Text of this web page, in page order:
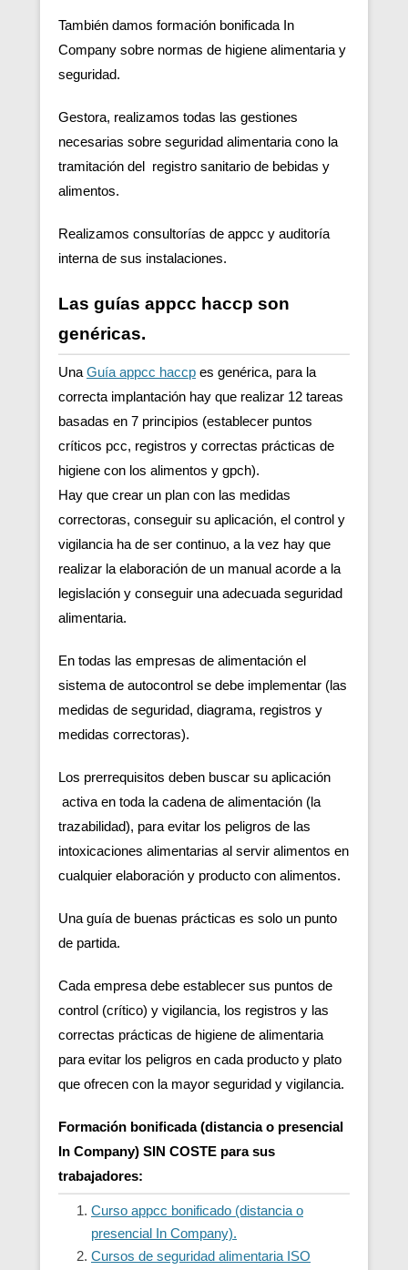
También damos formación bonificada In
Company sobre normas de higiene alimentaria y
seguridad.
Gestora, realizamos todas las gestiones
necesarias sobre seguridad alimentaria cono la
tramitación del registro sanitario de bebidas y
alimentos.
Realizamos consultorías de appcc y auditoría
interna de sus instalaciones.
Las guías appcc haccp son
genéricas.
Una Guía appcc haccp es genérica, para la
correcta implantación hay que realizar 12 tareas
basadas en 7 principios (establecer puntos
críticos pcc, registros y correctas prácticas de
higiene con los alimentos y gpch).
Hay que crear un plan con las medidas
correctoras, conseguir su aplicación, el control y
vigilancia ha de ser continuo, a la vez hay que
realizar la elaboración de un manual acorde a la
legislación y conseguir una adecuada seguridad
alimentaria.
En todas las empresas de alimentación el
sistema de autocontrol se debe implementar (las
medidas de seguridad, diagrama, registros y
medidas correctoras).
Los prerrequisitos deben buscar su aplicación
activa en toda la cadena de alimentación (la
trazabilidad), para evitar los peligros de las
intoxicaciones alimentarias al servir alimentos en
cualquier elaboración y producto con alimentos.
Una guía de buenas prácticas es solo un punto
de partida.
Cada empresa debe establecer sus puntos de
control (crítico) y vigilancia, los registros y las
correctas prácticas de higiene de alimentaria
para evitar los peligros en cada producto y plato
que ofrecen con la mayor seguridad y vigilancia.
Formación bonificada (distancia o presencial
In Company) SIN COSTE para sus
trabajadores:
Curso appcc bonificado (distancia o
presencial In Company).
Cursos de seguridad alimentaria ISO